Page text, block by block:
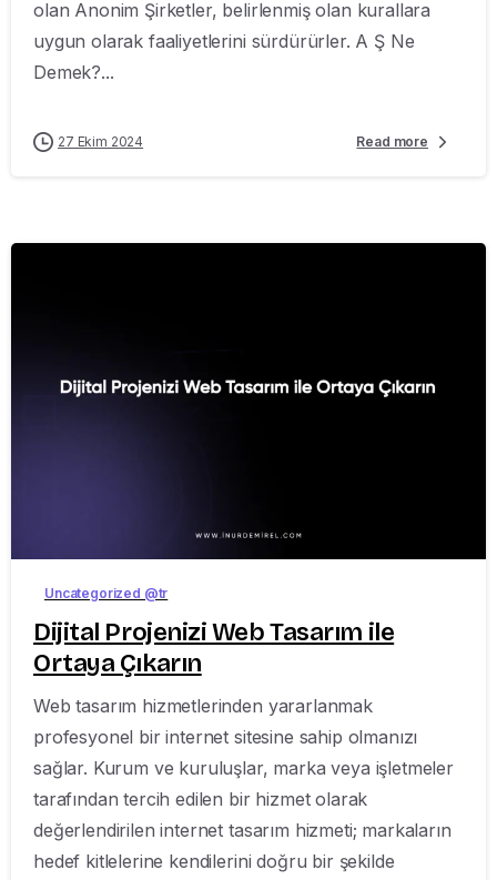
olan Anonim Şirketler, belirlenmiş olan kurallara
uygun olarak faaliyetlerini sürdürürler. A Ş Ne
Demek?...
27 Ekim 2024 Read more
Uncategorized @tr
Dijital Projenizi Web Tasarım ile
Ortaya Çıkarın
Web tasarım hizmetlerinden yararlanmak
profesyonel bir internet sitesine sahip olmanızı
sağlar. Kurum ve kuruluşlar, marka veya işletmeler
tarafından tercih edilen bir hizmet olarak
değerlendirilen internet tasarım hizmeti; markaların
hedef kitlelerine kendilerini doğru bir şekilde